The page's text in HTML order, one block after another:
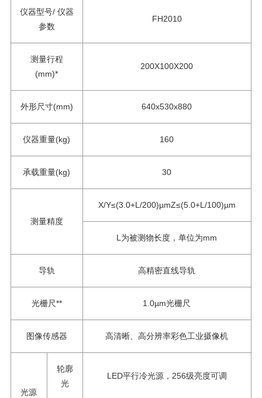
仪器型号/ 仪器
参数
FH2010
测量行程
(mm)*
200X100X200
外形尺寸(mm) 640x530x880
仪器重量(kg) 160
承载重量(kg) 30
测量精度
X/Y≤(3.0+L/200)µmZ≤(5.0+L/100)µm
L为被测物长度，单位为mm
导轨 高精密直线导轨
光栅尺** 1.0µm光栅尺
图像传感器 高清晰、高分辨率彩色工业摄像机
光源
轮廓
光
LED平行冷光源，256级亮度可调